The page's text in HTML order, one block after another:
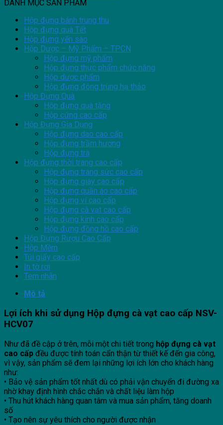
DANH MỤC SẢN PHẨM
Hộp đựng bánh trung thu
Hộp đựng quà Tết
Hộp đựng yến sào
Hộp Dược – Mỹ Phẩm – TPCN
Hộp đựng mỹ phẩm
Hộp đựng thực phẩm chức năng
Hộp dược phẩm
Hộp đựng đông trùng hạ thảo
Hộp Đựng Quà
Hộp đựng quà tặng
Hộp cứng cao cấp
Hộp Đựng Gia Dụng
Hộp đựng dao cao cấp
Hộp đựng trầm hương
Hộp đựng trà
Hộp đựng thời trang cao cấp
Hộp đựng trang sức cao cấp
Hộp đựng giày cao cấp
Hộp đựng quần áo cao cấp
Hộp đựng ví cao cấp
Hộp đựng cà vạt cao cấp
Hộp đựng kính cao cấp
Hộp đựng đồng hồ cao cấp
Hộp Đựng Rượu Cao Cấp
Hộp Mềm
Túi giấy cao cấp
In tờ rơi
Tem nhãn
Mô tả
Lợi ích khi sử dụng Hộp đựng cà vạt cao cấp NSV-
HCV07
Như đã đề cập ở trên, mỗi một chi tiết trong hộp đựng cà vạt
cao cấp đều được tính toán cẩn thận từ thiết kế đến gia công,
vì vậy, sản phẩm sẽ đem lại những lợi ích lớn cho khách hàng
như:
• Bảo vệ sản phẩm tốt nhất dù có phải vận chuyển đi đường xa
nhờ khay định hình chắc chắn và chất liệu làm hộp
• Thu hút khách hàng quan tâm và mua sản phẩm, tăng doanh
số
• Tạo nên sự yêu thích cho người được nhận